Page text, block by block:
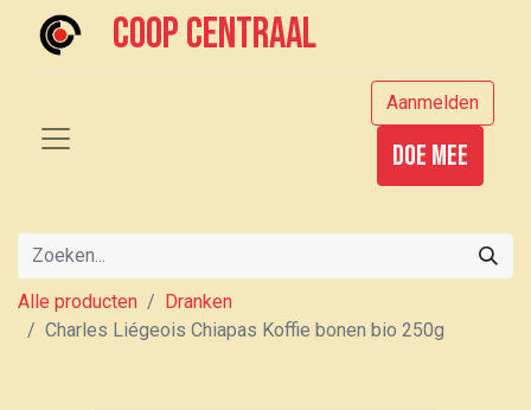
Coop centraal
Aanmelden
Doe mee
Alle producten
Dranken
Charles Liégeois Chiapas Koffie bonen bio 250g